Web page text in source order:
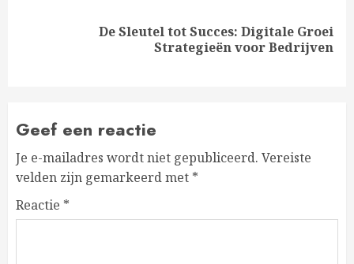
De Sleutel tot Succes: Digitale Groei
Strategieën voor Bedrijven
Geef een reactie
Je e-mailadres wordt niet gepubliceerd. Vereiste
velden zijn gemarkeerd met *
Reactie *